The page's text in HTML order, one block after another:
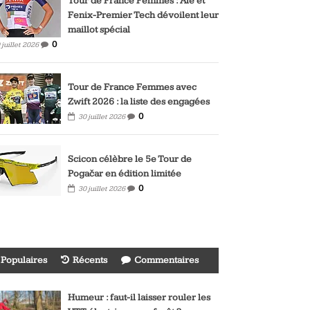
Fenix-Premier Tech dévoilent leur
maillot spécial
juillet 2026 0
Tour de France Femmes avec
Zwift 2026 : la liste des engagées
30 juillet 2026 0
Scicon célèbre le 5e Tour de
Pogačar en édition limitée
30 juillet 2026 0
Populaires Récents Commentaires
Humeur : faut-il laisser rouler les